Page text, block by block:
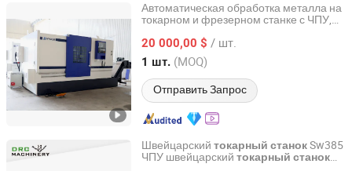
Автоматическая обработка металла на
токарном и фрезерном станке с ЧПУ,
универсальныйтокарный
передовыми возможностями
фрезерования и токарной обработки
20 000,00 $ / шт.
1 шт. (MOQ)
Отправить Запрос
Shandong Hengya Machine Tool Manufacturing Co., Ltd.
Shandong, China с 2016
Швейцарский токарный станокSw385
ЧПУ швейцарский токарный станок
Dalian R&C Machinery Co., Ltd.